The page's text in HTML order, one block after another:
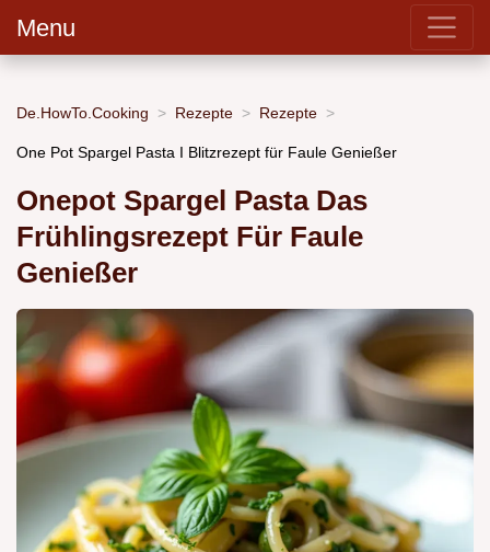
Menu
De.HowTo.Cooking Rezepte Rezepte
One Pot Spargel Pasta I Blitzrezept für Faule Genießer
Onepot Spargel Pasta Das
Frühlingsrezept Für Faule
Genießer